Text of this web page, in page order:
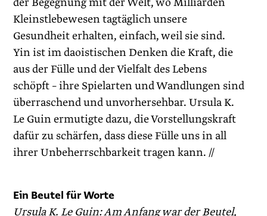
Kleinstlebewesen tagtäglich unsere
Gesundheit erhalten, einfach, weil sie sind.
Yin ist im daoistischen Denken die Kraft, die
aus der Fülle und der Vielfalt des Lebens
schöpft – ihre Spielarten und Wandlungen sind
überraschend und unvorhersehbar. Ursula K.
Le Guin ermutigte dazu, die Vorstellungskraft
dafür zu schärfen, dass diese Fülle uns in all
ihrer Unbeherrschbarkeit tragen kann. //
Ein Beutel für Worte
Ursula K. Le Guin: Am Anfang war der Beutel,